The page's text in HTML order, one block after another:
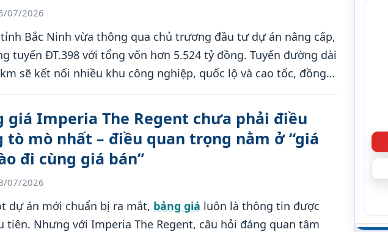
07/2026
Bắc Ninh vừa thông qua chủ trương đầu tư dự án nâng cấp,
tuyến ĐT.398 với tổng vốn hơn 5.524 tỷ đồng. Tuyến đường dài
sẽ kết nối nhiều khu công nghiệp, quốc lộ và cao tốc, đồng
phần hiện thực hóa mục tiêu phát triển Bắc Ninh trở thành
trực thuộc Trung ương.
giá Imperia The Regent chưa phải điều
tò mò nhất – điều quan trọng nằm ở “giá
đi cùng giá bán”
07/2026
dự án mới chuẩn bị ra mắt, bảng giá luôn là thông tin được
tiên. Nhưng với Imperia The Regent, câu hỏi đáng quan tâm